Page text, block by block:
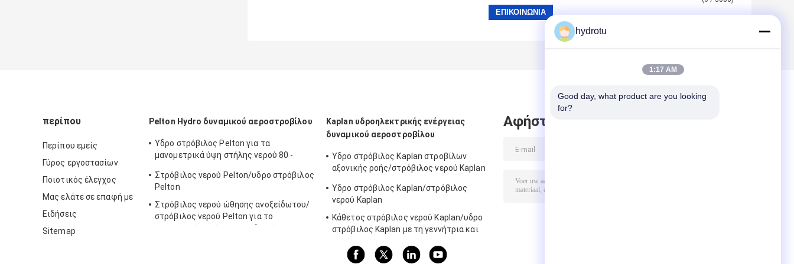
περίπου
Περίπου εμείς
Γύρος εργοστασίων
Ποιοτικός έλεγχος
Μας ελάτε σε επαφή με
Ειδήσεις
Sitemap
Pelton Hydro δυναμικού αεροστροβίλου
Υδρο στρόβιλος Pelton για τα
μανομετρικά ύψη στήλης νερού 80 -
Στρόβιλος νερού Pelton/υδρο στρόβιλος
Pelton
Στρόβιλος νερού ώθησης ανοξείδωτου/
στρόβιλος νερού Pelton για το
Kaplan υδροηλεκτρικής ενέργειας
δυναμικού αεροστροβίλου
Υδρο στρόβιλος Kaplan στροβίλων
αξονικής ροής/στρόβιλος νερού Kaplan
πρόγραμμα υδρενέργειας 2m - 70m
Υδρο στρόβιλος Kaplan/στρόβιλος
νερού Kaplan
Κάθετος στρόβιλος νερού Kaplan/υδρο
στρόβιλος Kaplan με τη γεννήτρια και
Αφήστε μήνυμα
hydrotu
1:17 AM
Good day, what product are you looking
for?